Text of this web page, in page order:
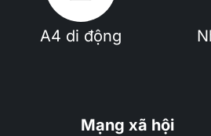
A4 di động
Mạng xã hội